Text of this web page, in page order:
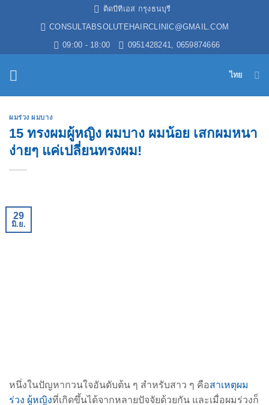
เนื้อหา
ติดบีทีเอส กรุงธนบุรี
CONSULTABSOLUTEHAIRCLINIC@GMAIL.COM
09:00 - 18:00
0951428241, 0659874666
ไทย
ผมร่วง ผมบาง
15 ทรงผมผู้หญิง ผมบาง ผมน้อย เสกผมหนา
ง่ายๆ แค่เปลี่ยนทรงผม!
29
มิ.ย.
หนึ่งในปัญหากวนใจอันดับต้น ๆ สำหรับสาว ๆ คือสาเหตุผม
ร่วง ผู้หญิงที่เกิดขึ้นได้จากหลายปัจจัยด้วยกัน และเมื่อผมร่วงก็